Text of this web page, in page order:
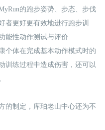
的跑步姿势、步态、步伐
者更好更有效地进行跑步训
能性动作测试与评价
个体在完成基本动作模式时的
训练过程中造成伤害，还可以
的制定，库珀老山中心还为不